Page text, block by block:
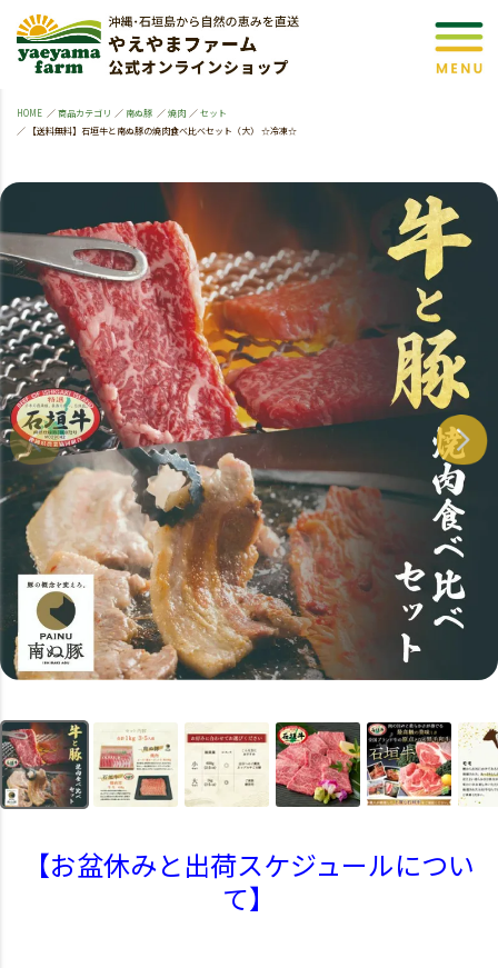
HOME 商品カテゴリ 南ぬ豚 焼肉
セット
【送料無料】石垣牛と南ぬ豚の焼肉食べ比べセット（大） ☆冷凍☆
【お盆休みと出荷スケジュールについ
て】